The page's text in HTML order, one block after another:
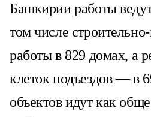
Башкирии работы
том числе
работы в 829 домах, а
клеток подъездов — в
объектов идут как